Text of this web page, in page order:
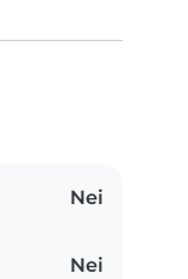
Nei
Nei